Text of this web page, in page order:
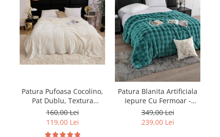
Patura Pufoasa Cocolino,
Pat Dublu, Textura
Reiata, Crem
160,00 Lei
119,00 Lei
Patura Blanita Artificiala
Iepure Cu Fermoar -
Turcoaz
349,00 Lei
239,00 Lei